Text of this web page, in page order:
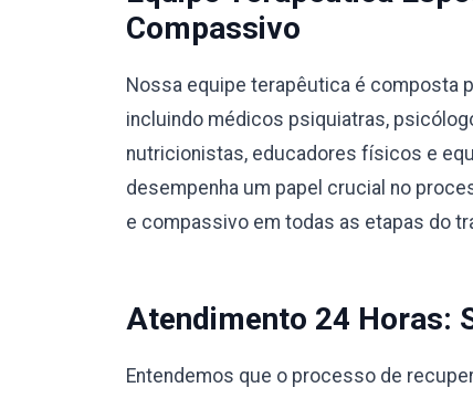
Compassivo
Nossa equipe terapêutica é composta
incluindo médicos psiquiatras,
nutricionistas, educadores físicos e
desempenha um papel crucial no
e compassivo em todas as etapas do
Atendimento 24 Horas:
Entendemos que o processo de